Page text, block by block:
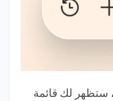
ستظهر لك قائمة